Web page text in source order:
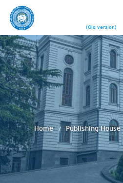
(Old version)
Home Publishing House